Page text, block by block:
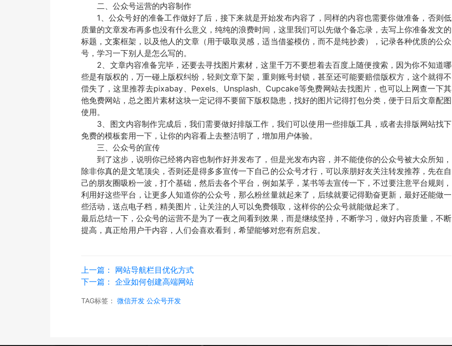
二、公众号运营的内容制作
1、公众号好的准备工作做好了后，接下来就是开始发布内容了，同样的内容也需要你做准备，否则低
质量的文章发布再多也没有什么意义，纯纯的浪费时间，这里我们可以先做个备忘录，去写上你准备发文的
标题，文案框架，以及他人的文章（用于吸取灵感，适当借鉴模仿，而不是纯抄袭），记录各种优质的公众
号，学习一下别人是怎么写的。
2、文章内容准备完毕，还要去寻找图片素材，这里千万不要想着去百度上随便搜索，因为你不知道哪
些是有版权的，万一碰上版权纠纷，轻则文章下架，重则账号封锁，甚至还可能要赔偿版权方，这个就得不
偿失了，这里推荐去pixabay、Pexels、Unsplash、Cupcake等免费网站去找图片，也可以上网查一下其
他免费网站，总之图片素材这块一定记得不要留下版权隐患，找好的图片记得打包分类，便于日后文章配图
使用。
3、图文内容制作完成后，我们需要做好排版工作，我们可以使用一些排版工具，或者去排版网站找下
免费的模板套用一下，让你的内容看上去整洁明了，增加用户体验。
三、公众号的宣传
到了这步，说明你已经将内容也制作好并发布了，但是光发布内容，并不能使你的公众号被大众所知，
除非你真的是文笔顶尖，否则还是得多多宣传一下自己的公众号才行，可以亲朋好友关注转发推荐，先在自
己的朋友圈吸粉一波，打个基础，然后去各个平台，例如某乎，某书等去宣传一下，不过要注意平台规则，
利用好这些平台，让更多人知道你的公众号，那么粉丝量就起来了，后续就要记得勤奋更新，最好还能做一
些活动，送点电子档，精美图片，让关注的人可以免费领取，这样你的公众号就能做起来了。
最后总结一下，公众号的运营不是为了一夜之间看到效果，而是继续坚持，不断学习，做好内容质量，不断
提高，真正给用户干内容，人们会喜欢看到，希望能够对您有所启发。
上一篇： 网站导航栏目优化方式
下一篇： 企业如何创建高端网站
TAG标签： 微信开发 公众号开发